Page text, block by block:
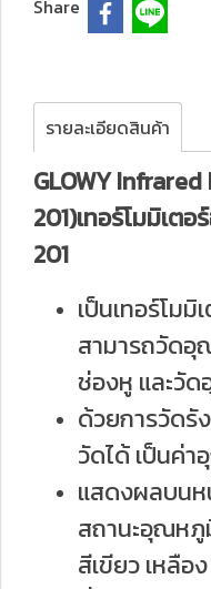
Share
รายละเอียดสินค้า
GLOWY
201)เทอร์โมมิเต
201
เป็นเทอร์โมมิ
สามารถวัดอุ
ช่องหู และวั
ด้วยการวัดรั
วัดได้ เป็นค่
แสดงผลบนห
สถานะอุณหภู
สีเขียว เหลือ